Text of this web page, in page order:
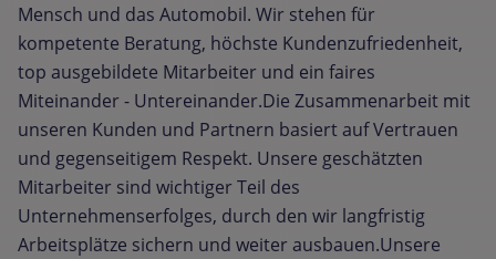
Mensch und das Automobil. Wir stehen für
kompetente Beratung, höchste Kundenzufriedenheit,
top ausgebildete Mitarbeiter und ein faires
Miteinander - Untereinander.Die Zusammenarbeit mit
unseren Kunden und Partnern basiert auf Vertrauen
und gegenseitigem Respekt. Unsere geschätzten
Mitarbeiter sind wichtiger Teil des
Unternehmenserfolges, durch den wir langfristig
Arbeitsplätze sichern und weiter ausbauen.Unsere